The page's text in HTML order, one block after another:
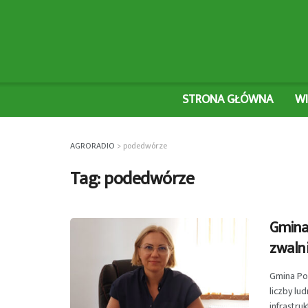
STRONA GŁÓWNA
AGRORADIO > podedwórze
Tag:podedwórze
Gmina
liczby